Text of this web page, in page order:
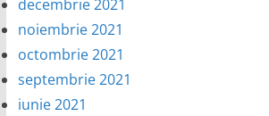
decembrie 2021
noiembrie 2021
octombrie 2021
septembrie 2021
iunie 2021